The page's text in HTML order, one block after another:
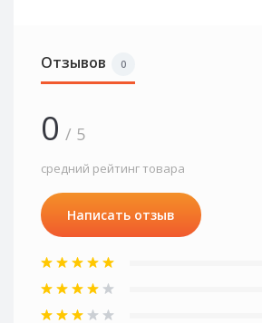
Отзывов 0
0 / 5
средний рейтинг товара
Написать отзыв